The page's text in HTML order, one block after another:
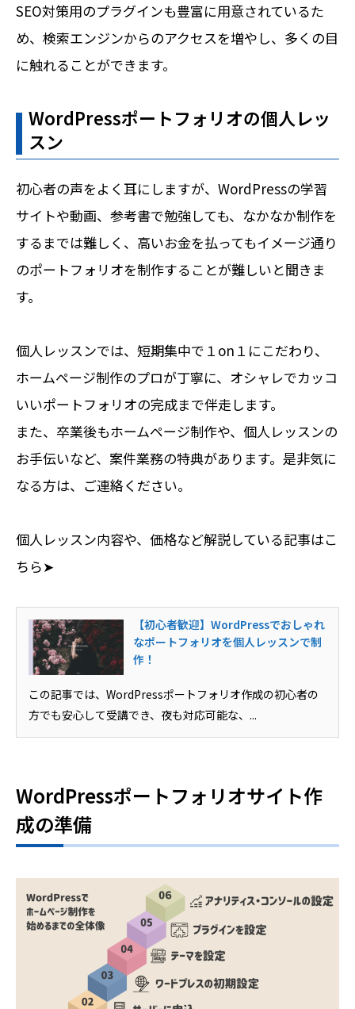
SEO対策用のプラグインも豊富に用意されているた
め、検索エンジンからのアクセスを増やし、多くの目
に触れることができます。
WordPressポートフォリオの個人レッ
スン
初心者の声をよく耳にしますが、WordPressの学習
サイトや動画、参考書で勉強しても、なかなか制作を
するまでは難しく、高いお金を払ってもイメージ通り
のポートフォリオを制作することが難しいと聞きま
す。
個人レッスンでは、短期集中で１on１にこだわり、
ホームページ制作のプロが丁寧に、オシャレでカッコ
いいポートフォリオの完成まで伴走します。
また、卒業後もホームページ制作や、個人レッスンの
お手伝いなど、案件業務の特典があります。是非気に
なる方は、ご連絡ください。
個人レッスン内容や、価格など解説している記事はこ
ちら➤
【初心者歓迎】WordPressでおしゃれ
なポートフォリオを個人レッスンで制
作！
この記事では、WordPressポートフォリオ作成の初心者の
方でも安心して受講でき、夜も対応可能な、...
WordPressポートフォリオサイト作
成の準備